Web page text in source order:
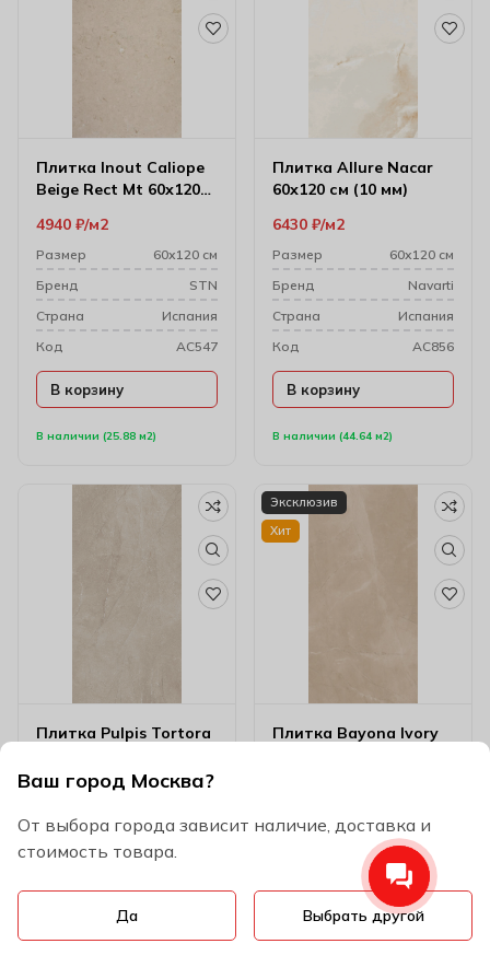
Ваш город Москва?
От выбора города зависит наличие, доставка и
стоимость товара.
Да Выбрать другой
Плитка Inout Caliope
Beige Rect Mt 60х120
В наличии (25.88 м2)
4940 ₽ м2
Размер
60х120 см
Бренд
STN
Cтрана
Испания
Код
AC547
В корзину
Плитка Allure Nacar
60х120 см (10 мм)
В наличии (44.64 м2)
6430 ₽ м2
Размер
60х120 см
Бренд
Navarti
Cтрана
Испания
Код
AC856
В корзину
Плитка Pulpis Tortora
см 65406
10200₽ м2
Размер
60х120 см
Бренд
Cerdomus
Эксклюзив
Хит
Плитка Bayona Ivory
Размер
60х120 см
Baldocer
Cтрана
Испания
AC342